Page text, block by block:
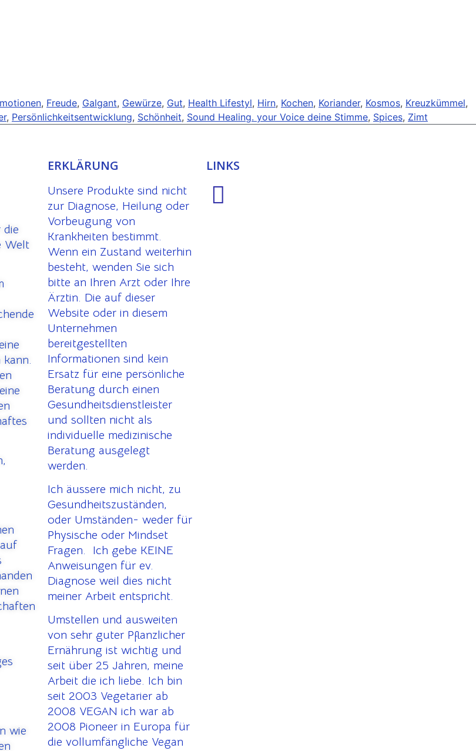
, Freude, Galgant, Gewürze, Gut, Health Lifestyl, Hirn, Kochen, Koriander, Kosmos, Kreuzkümmel,
, Persönlichkeitsentwicklung, Schönheit, Sound Healing. your Voice deine Stimme, Spices, Zimt
Welt
wie
ERKLÄRUNG
Unsere Produkte sind nicht
zur Diagnose, Heilung oder
Vorbeugung von
Krankheiten bestimmt.
Wenn ein Zustand weiterhin
besteht, wenden Sie sich
bitte an Ihren Arzt oder Ihre
Ärztin. Die auf dieser
Website oder in diesem
Unternehmen
bereitgestellten
Informationen sind kein
Ersatz für eine persönliche
Beratung durch einen
Gesundheitsdienstleister
und sollten nicht als
individuelle medizinische
Beratung ausgelegt
werden.
Ich äussere mich nicht, zu
Gesundheitszuständen,
oder Umständen- weder für
Physische oder Mindset
Fragen. Ich gebe KEINE
Anweisungen für ev.
Diagnose weil dies nicht
meiner Arbeit entspricht.
Umstellen und ausweiten
von sehr guter Pflanzlicher
Ernährung ist wichtig und
seit über 25 Jahren, meine
Arbeit die ich liebe. Ich bin
seit 2003 Vegetarier ab
2008 VEGAN ich war ab
2008 Pioneer in Europa für
die vollumfängliche Vegan
LINKS